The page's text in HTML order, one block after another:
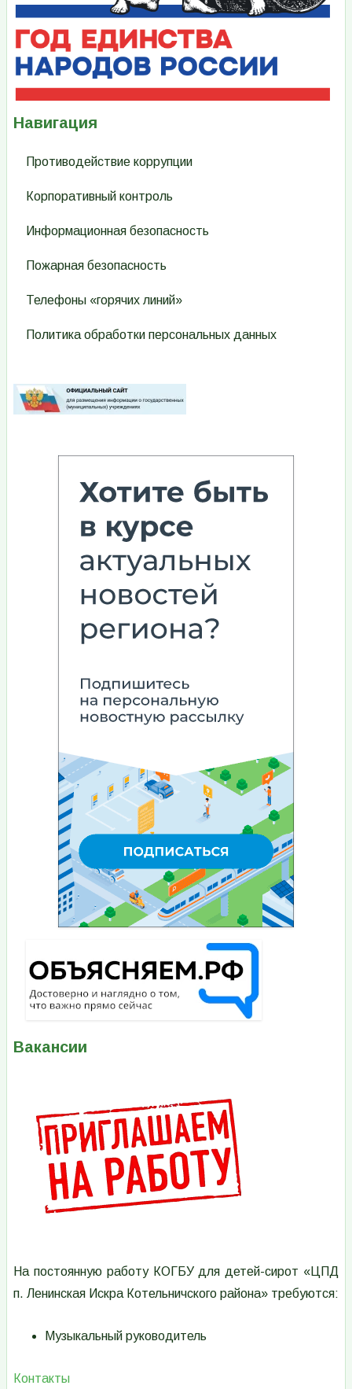
Навигация
Противодействие коррупции
Корпоративный контроль
Информационная безопасность
Пожарная безопасность
Телефоны «горячих линий»
Политика обработки персональных данных
Изображение
Вакансии
На постоянную работу КОГБУ для детей-сирот «ЦПД
п. Ленинская Искра Котельничского района» требуются:
Музыкальный руководитель
Контакты